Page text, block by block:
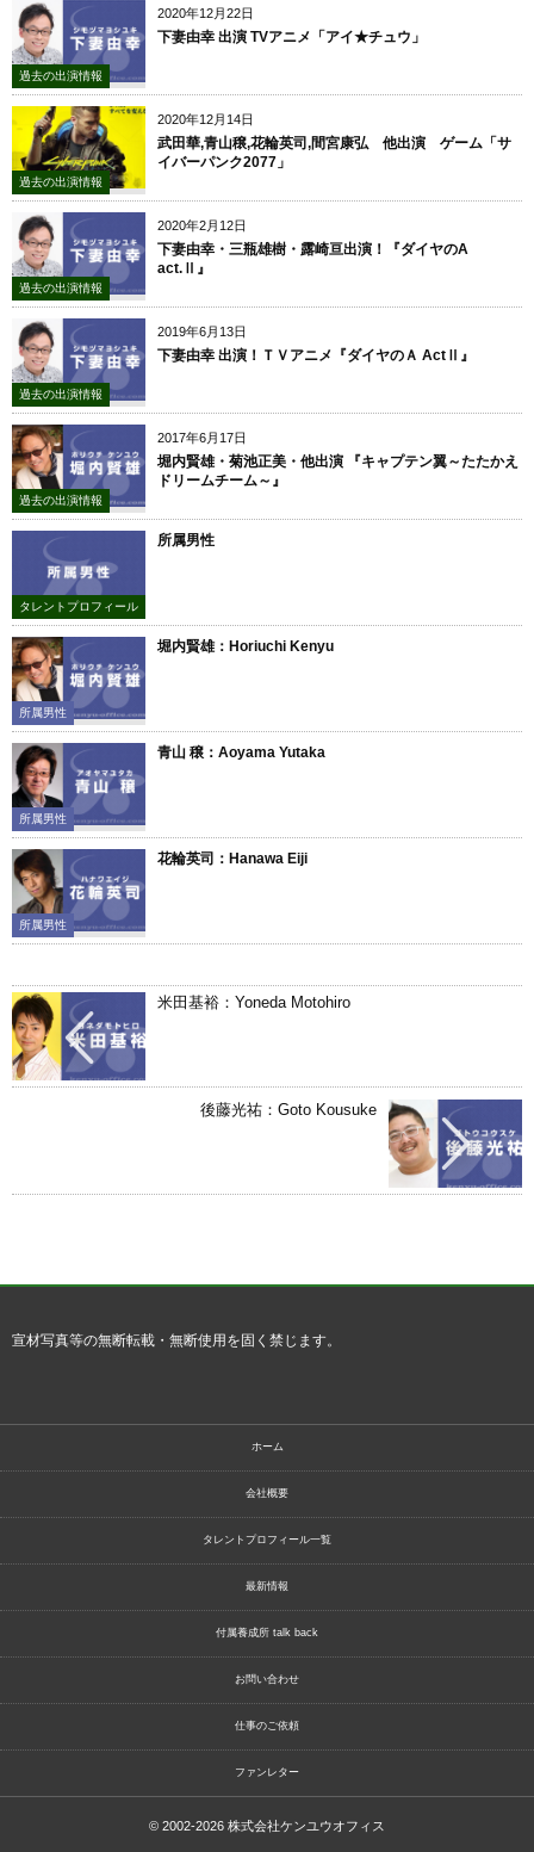
2020年12月22日
過去の出演情報
下妻由幸 出演 TVアニメ「アイ★チュウ」
2020年12月14日
過去の出演情報
武田華,青山穣,花輪英司,間宮康弘 他出演 ゲーム「サ
イバーパンク2077」
2020年2月12日
過去の出演情報
下妻由幸・三瓶雄樹・露崎亘出演！『ダイヤのA
act.Ⅱ』
2019年6月13日
過去の出演情報
下妻由幸 出演！ＴＶアニメ『ダイヤのＡ ActⅡ』
2017年6月17日
過去の出演情報
堀内賢雄・菊池正美・他出演 『キャプテン翼～たたかえ
ドリームチーム～』
タレントプロフィール
所属男性
所属男性
堀内賢雄：Horiuchi Kenyu
所属男性
青山 穣：Aoyama Yutaka
所属男性
花輪英司：Hanawa Eiji
米田基裕：Yoneda Motohiro
後藤光祐：Goto Kousuke
宣材写真等の無断転載・無断使用を固く禁じます。
ホーム
会社概要
タレントプロフィール一覧
最新情報
付属養成所 talk back
お問い合わせ
仕事のご依頼
ファンレター
© 2002-2026 株式会社ケンユウオフィス